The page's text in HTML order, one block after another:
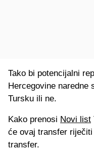
Tako bi potencijalni
Hercegovine naredne
Tursku ili ne.
Kako prenosi Novi list
će ovaj transfer
transfer.